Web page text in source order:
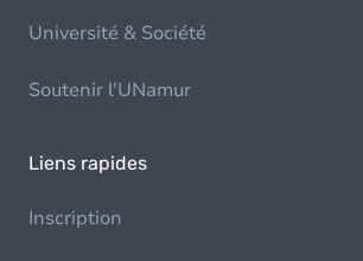
Université & Société
Soutenir l'UNamur
Liens rapides
Inscription